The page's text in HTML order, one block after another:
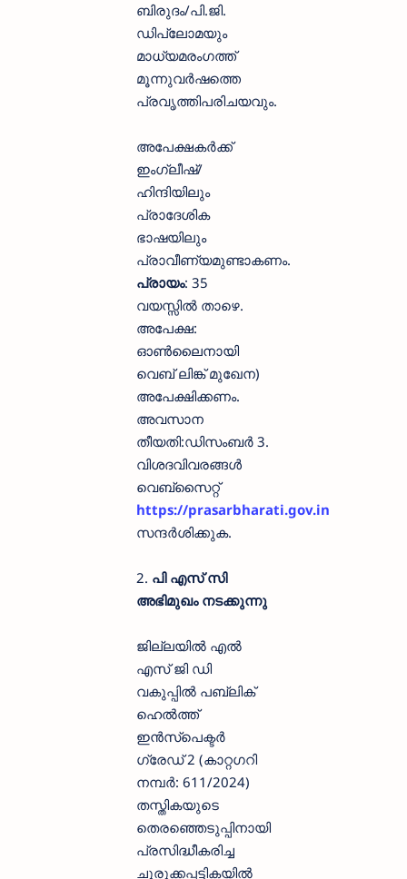
ബിരുദം/പി.ജി.
ഡിപ്ലോമയും
മാധ്യമരംഗത്ത്
മൂന്നുവർഷത്തെ
പ്രവൃത്തിപരിചയവും.
അപേക്ഷകർക്ക്
ഇംഗ്ലീഷ്/
ഹിന്ദിയിലും
പ്രാദേശിക
ഭാഷയിലും
പ്രാവീണ്യമുണ്ടാകണം.
പ്രായം: 35
വയസ്സിൽ താഴെ.
അപേക്ഷ:
ഓൺലൈനായി
വെബ് ലിങ്ക് മുഖേന)
അപേക്ഷിക്കണം.
അവസാന
തീയതി:ഡിസംബർ 3.
വിശദവിവരങ്ങൾ
വെബ്സൈറ്റ്
https://prasarbharati.gov.in
സന്ദർശിക്കുക.
2. പി എസ് സി
അഭിമുഖം നടക്കുന്നു
ജില്ലയില്‍ എല്‍
എസ് ജി ഡി
വകുപ്പില്‍ പബ്ലിക്
ഹെല്‍ത്ത്
ഇന്‍സ്‌പെക്ടര്‍
ഗ്രേഡ് 2 (കാറ്റഗറി
നമ്പര്‍: 611/2024)
തസ്തികയുടെ
തെരഞ്ഞെടുപ്പിനായി
പ്രസിദ്ധീകരിച്ച
ചുരുക്കപ്പട്ടികയില്‍